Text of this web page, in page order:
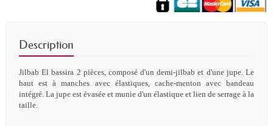
Description
Jilbab El bassira 2 pièces, composé d'un demi-jilbab et d'une jupe. Le
haut est à manches avec élastiques, cache-menton avec bandeau
intégré. La jupe est évasée et munie d'un élastique et lien de serrage à la
taille.